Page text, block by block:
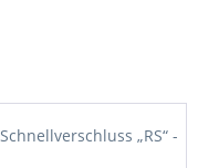
„RS“ -